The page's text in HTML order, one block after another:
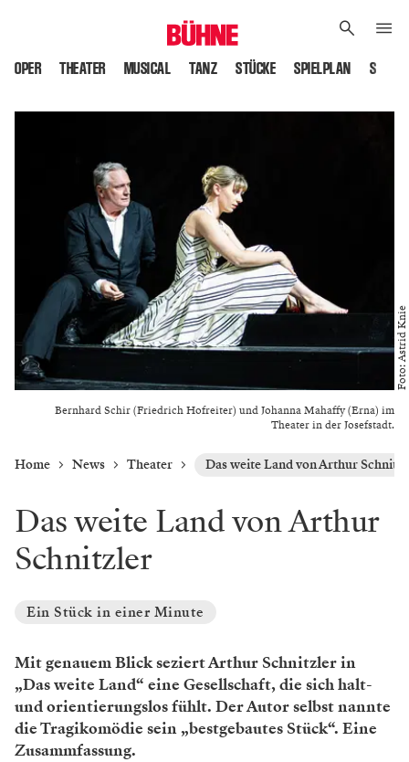
OPER THEATER MUSICAL TANZ STÜCKE SPIELPLAN
Bernhard Schir (Friedrich Hofreiter) und Johanna Mahaffy (Erna) im
Theater in der Josefstadt.
Foto: Astrid Knie
Home News Theater Das weite Land von Arthur
Das weite Land von Arthur
Schnitzler
Ein Stück in einer Minute
Mit genauem Blick seziert Arthur Schnitzler in
„Das weite Land“ eine Gesellschaft, die sich halt-
und orientierungslos fühlt. Der Autor selbst nannte
die Tragikomödie sein „bestgebautes Stück“. Eine
Zusammfassung.